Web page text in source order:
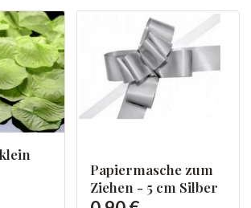
Papiermasche zum
Ziehen - 5 cm Silber